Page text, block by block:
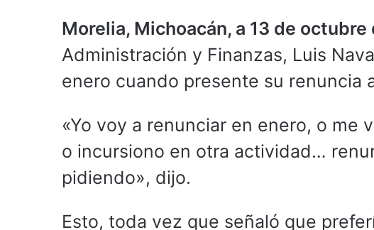
Morelia, Michoacán, a 13 de
Administración y Finanzas, Luis
enero cuando presente su renuncia
«Yo voy a renunciar en enero, o me
o incursiono en otra actividad…
pidiendo», dijo.
Esto, toda vez que señaló que